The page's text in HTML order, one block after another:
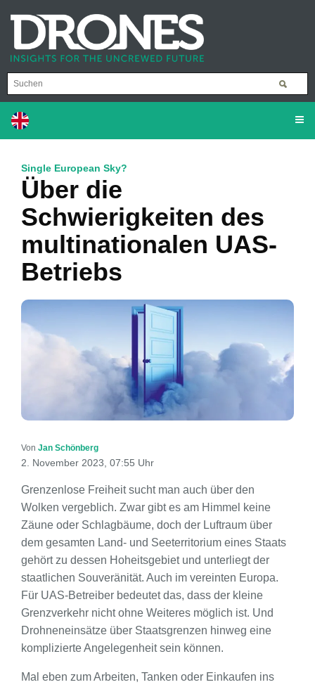
Single European Sky?
Über die
Schwierigkeiten des
multinationalen UAS-
Betriebs
Von Jan Schönberg
2. November 2023, 07:55 Uhr
Grenzenlose Freiheit sucht man auch über den
Wolken vergeblich. Zwar gibt es am Himmel keine
Zäune oder Schlagbäume, doch der Luftraum über
dem gesamten Land- und Seeterritorium eines Staats
gehört zu dessen Hoheitsgebiet und unterliegt der
staatlichen Souveränität. Auch im vereinten Europa.
Für UAS-Betreiber bedeutet das, dass der kleine
Grenzverkehr nicht ohne Weiteres möglich ist. Und
Drohneneinsätze über Staatsgrenzen hinweg eine
komplizierte Angelegenheit sein können.
Mal eben zum Arbeiten, Tanken oder Einkaufen ins